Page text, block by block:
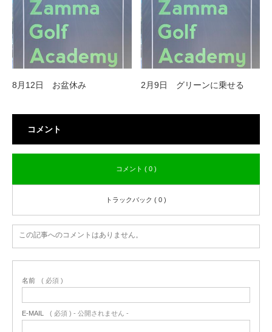
8月12日 お盆休み 2月9日 グリーンに乗せる
コメント
コメント ( 0 )
トラックバック ( 0 )
この記事へのコメントはありません。
名前 ( 必須 )
E-MAIL ( 必須 ) - 公開されません -